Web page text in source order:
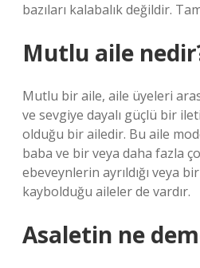
bazıları kalabalık değildir.
Mutlu aile
Mutlu bir aile, aile üyeleri
ve sevgiye dayalı güçlü bir
olduğu bir ailedir. Bu aile
baba ve bir veya daha fazla
ebeveynlerin ayrıldığı veya
kaybolduğu aileler de vardır.
Asaletin ne